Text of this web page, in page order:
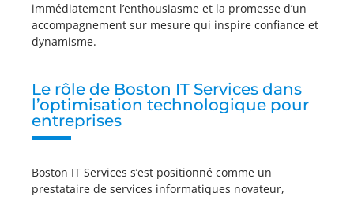
immédiatement l’enthousiasme et la promesse d’un
accompagnement sur mesure qui inspire confiance et
dynamisme.
Le rôle de Boston IT Services dans
l’optimisation technologique pour
entreprises
Boston IT Services s’est positionné comme un
prestataire de services informatiques novateur,